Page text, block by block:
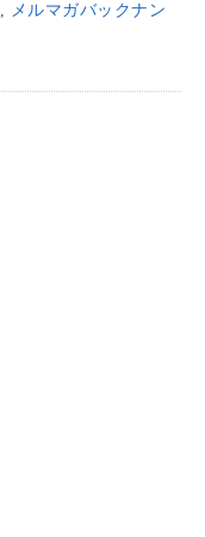
, メルマガバックナン